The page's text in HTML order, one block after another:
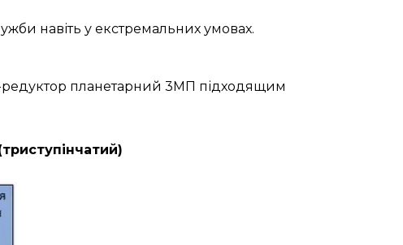
навіть у екстремальних умовах.
редуктор планетарний 3МП підходящим